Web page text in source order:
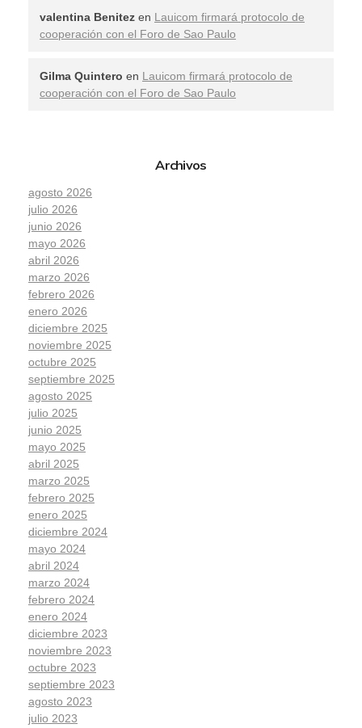
valentina Benitez en Lauicom firmará protocolo de
cooperación con el Foro de Sao Paulo
Gilma Quintero en Lauicom firmará protocolo de
cooperación con el Foro de Sao Paulo
Archivos
agosto 2026
julio 2026
junio 2026
mayo 2026
abril 2026
marzo 2026
febrero 2026
enero 2026
diciembre 2025
noviembre 2025
octubre 2025
septiembre 2025
agosto 2025
julio 2025
junio 2025
mayo 2025
abril 2025
marzo 2025
febrero 2025
enero 2025
diciembre 2024
mayo 2024
abril 2024
marzo 2024
febrero 2024
enero 2024
diciembre 2023
noviembre 2023
octubre 2023
septiembre 2023
agosto 2023
julio 2023